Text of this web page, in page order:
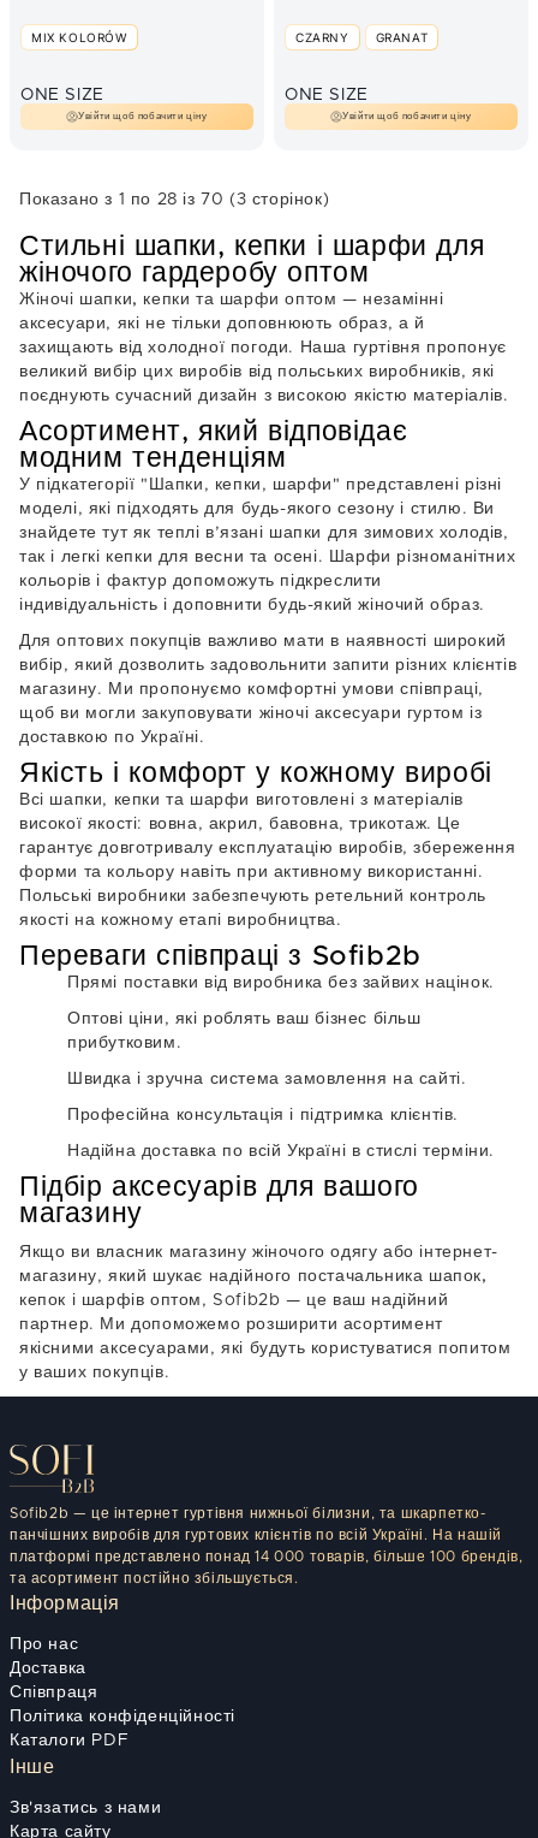
MIX KOLORÓW
ONE SIZE
Увійти щоб побачити ціну
CZARNY GRANAT
ONE SIZE
Увійти щоб побачити ціну
Показано з 1 по 28 із 70 (3 сторінок)
Стильні шапки, кепки і шарфи для
жіночого гардеробу оптом
Жіночі шапки, кепки та шарфи оптом — незамінні
аксесуари, які не тільки доповнюють образ, а й
захищають від холодної погоди. Наша гуртівня пропонує
великий вибір цих виробів від польських виробників, які
поєднують сучасний дизайн з високою якістю матеріалів.
Асортимент, який відповідає
модним тенденціям
У підкатегорії "Шапки, кепки, шарфи" представлені різні
моделі, які підходять для будь-якого сезону і стилю. Ви
знайдете тут як теплі в’язані шапки для зимових холодів,
так і легкі кепки для весни та осені. Шарфи різноманітних
кольорів і фактур допоможуть підкреслити
індивідуальність і доповнити будь-який жіночий образ.
Для оптових покупців важливо мати в наявності широкий
вибір, який дозволить задовольнити запити різних клієнтів
магазину. Ми пропонуємо комфортні умови співпраці,
щоб ви могли закуповувати жіночі аксесуари гуртом із
доставкою по Україні.
Якість і комфорт у кожному виробі
Всі шапки, кепки та шарфи виготовлені з матеріалів
високої якості: вовна, акрил, бавовна, трикотаж. Це
гарантує довготривалу експлуатацію виробів, збереження
форми та кольору навіть при активному використанні.
Польські виробники забезпечують ретельний контроль
якості на кожному етапі виробництва.
Переваги співпраці з Sofib2b
Прямі поставки від виробника без зайвих націнок.
Оптові ціни, які роблять ваш бізнес більш
прибутковим.
Швидка і зручна система замовлення на сайті.
Професійна консультація і підтримка клієнтів.
Надійна доставка по всій Україні в стислі терміни.
Підбір аксесуарів для вашого
магазину
Якщо ви власник магазину жіночого одягу або інтернет-
магазину, який шукає надійного постачальника шапок,
кепок і шарфів оптом , Sofib2b — це ваш надійний
партнер. Ми допоможемо розширити асортимент
якісними аксесуарами, які будуть користуватися попитом
у ваших покупців.
Sofib2b — це інтернет гуртівня нижньої білизни, та шкарпетко-
панчішних виробів для гуртових клієнтів по всій Україні. На нашій
платформі представлено понад 14 000 товарів, більше 100 брендів,
та асортимент постійно збільшується.
Інформація
Про нас
Доставка
Співпраця
Політика конфіденційності
Каталоги PDF
Інше
Зв'язатись з нами
Карта сайту